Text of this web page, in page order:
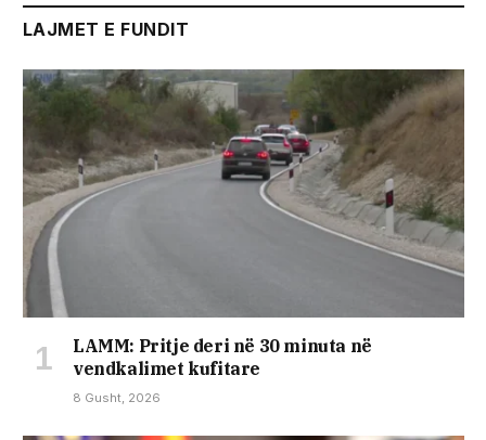
LAJMET E FUNDIT
LAMM: Pritje deri në 30 minuta në
vendkalimet kufitare
8 Gusht, 2026